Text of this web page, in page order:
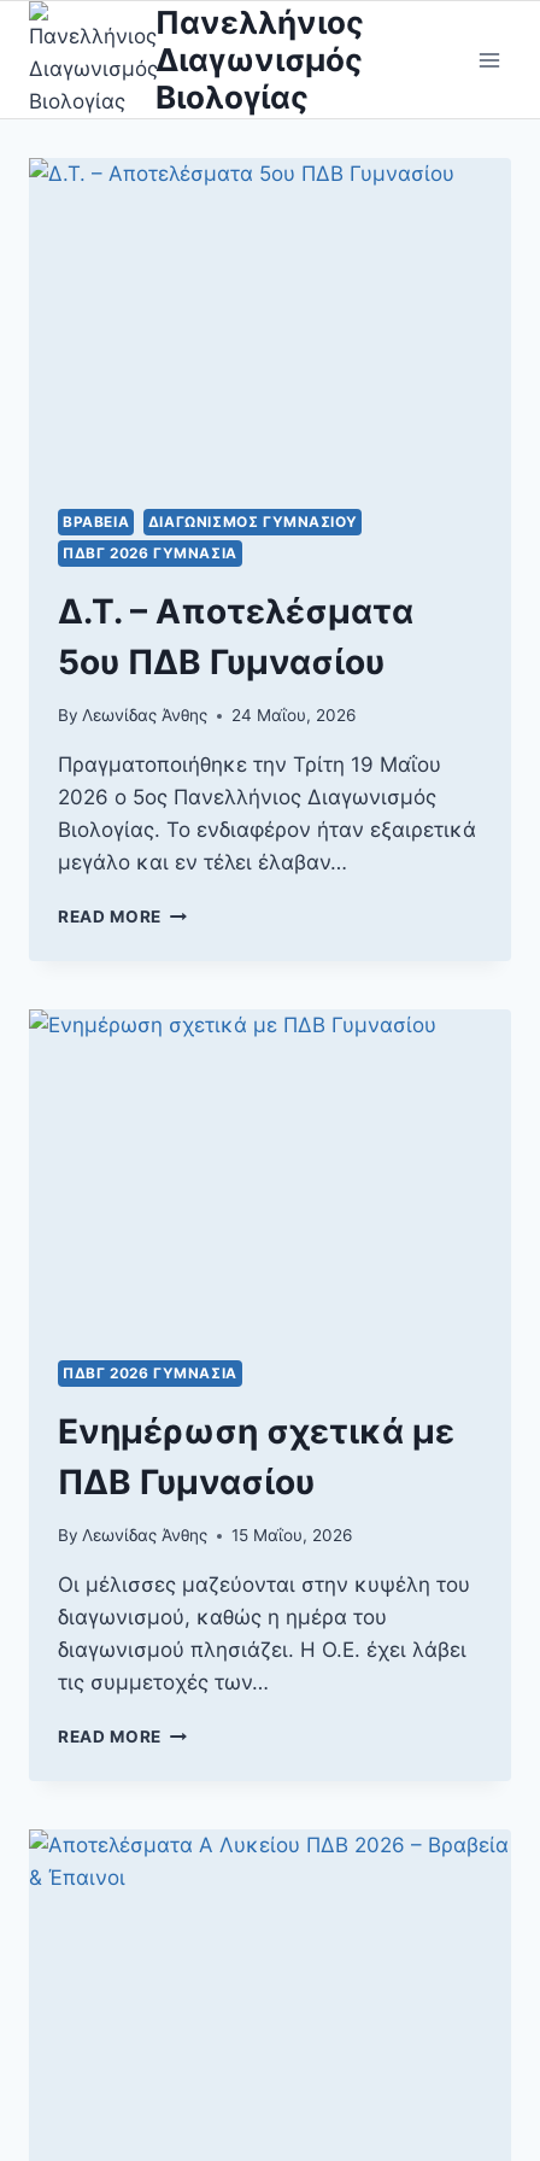
Skip
content
Πανελλήνιος
Διαγωνισμός
Βιολογίας
ΒΡΑΒΕΊΑ
ΔΙΑΓΩΝΙΣΜΌΣ ΓΥΜΝΑΣΊΟΥ
ΠΔΒΓ 2026 ΓΥΜΝΆΣΙΑ
Δ.Τ. – Αποτελέσματα
5ου ΠΔΒ Γυμνασίου
By Λεωνίδας Άνθης 24 Μαΐου, 2026
Πραγματοποιήθηκε την Τρίτη 19 Μαΐου
2026 ο 5ος Πανελλήνιος Διαγωνισμός
Βιολογίας. Το ενδιαφέρον ήταν εξαιρετικά
μεγάλο και εν τέλει έλαβαν…
READ MORE Δ.Τ.
ΓΥΜΝΑΣΊΟΥ
ΠΔΒΓ 2026 ΓΥΜΝΆΣΙΑ
Ενημέρωση σχετικά με
ΠΔΒ Γυμνασίου
By Λεωνίδας Άνθης 15 Μαΐου, 2026
Οι μέλισσες μαζεύονται στην κυψέλη του
διαγωνισμού, καθώς η ημέρα του
διαγωνισμού πλησιάζει. Η Ο.Ε. έχει λάβει
τις συμμετοχές των…
READ MORE ΕΝΗΜΈΡΩΣΗ
ΓΥΜΝΑΣΊΟΥ